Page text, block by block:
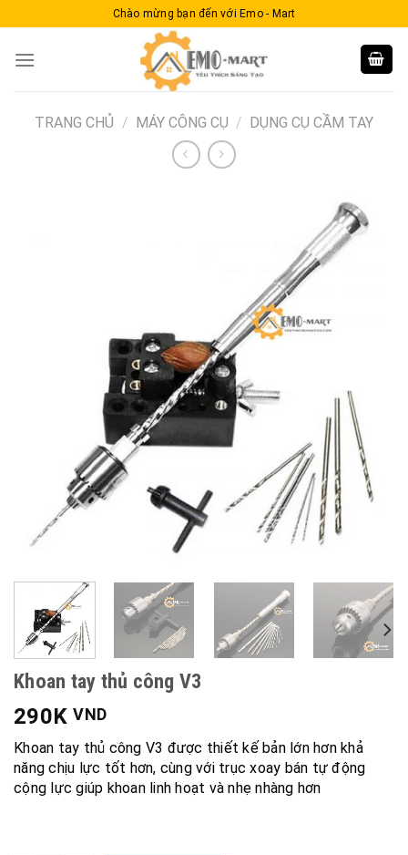
to
Chào mừng bạn đến với Emo - Mart
TRANG CHỦ / MÁY CÔNG CỤ / DỤNG CỤ CẦM TAY
Khoan tay thủ công V3
290KVND
Khoan tay thủ công V3 được thiết kế bản lớn hơn khả
năng chịu lực tốt hơn, cùng với trục xoay bán tự động
cộng lực giúp khoan linh hoạt và nhẹ nhàng hơn